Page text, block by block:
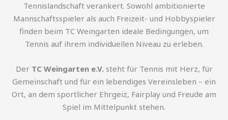
Tennislandschaft verankert. Sowohl ambitionierte
Mannschaftsspieler als auch Freizeit- und Hobbyspieler
finden beim TC Weingarten ideale Bedingungen, um
Tennis auf ihrem individuellen Niveau zu erleben.
Der TC Weingarten e.V. steht für Tennis mit Herz, für
Gemeinschaft und für ein lebendiges Vereinsleben – ein
Ort, an dem sportlicher Ehrgeiz, Fairplay und Freude am
Spiel im Mittelpunkt stehen.